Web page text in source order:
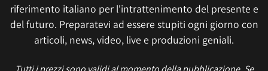
riferimento italiano per l'intrattenimento del presente e
del futuro. Preparatevi ad essere stupiti ogni giorno con
articoli, news, video, live e produzioni geniali.